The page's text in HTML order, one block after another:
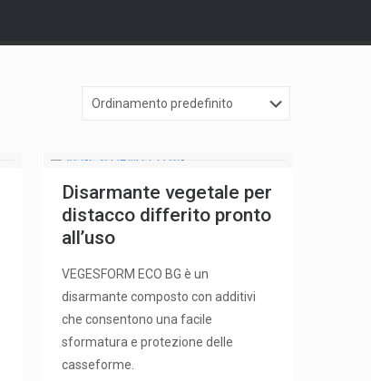
Disarmante vegetale per
distacco differito pronto
all’uso
VEGESFORM ECO BG è un
disarmante composto con additivi
che consentono una facile
sformatura e protezione delle
casseforme.